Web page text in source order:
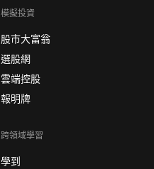
模擬投資
股市大富翁
選股網
雲端控股
報明牌
跨領域學習
學到